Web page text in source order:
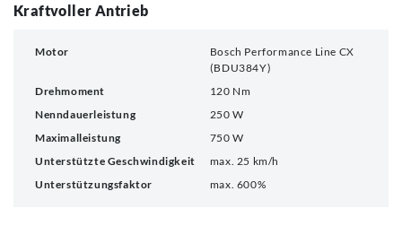
Kraftvoller Antrieb
Motor
Bosch Performance Line CX
(BDU384Y)
Drehmoment
120 Nm
Nenndauerleistung
250 W
Maximalleistung
750 W
Unterstützte Geschwindigkeit
max. 25 km/h
Unterstützungsfaktor
max. 600%